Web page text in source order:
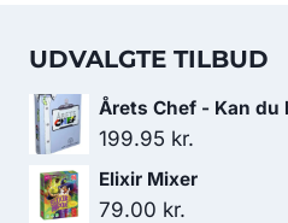
UDVALGTE TILBUD
Årets Chef - Kan du
199.95 kr.
Elixir Mixer
79.00 kr.